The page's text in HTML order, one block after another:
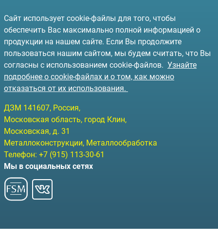
Сайт использует cookie-файлы для того, чтобы
обеспечить Вас максимально полной информацией о
продукции на нашем сайте. Если Вы продолжите
пользоваться нашим сайтом, мы будем считать, что Вы
согласны с использованием cookie-файлов. Узнайте
подробнее о cookie-файлах и о том, как можно
отказаться от их использования.
ДЗМ 141607, Россия,
Московская область, город Клин,
Московская, д. 31
Металлоконструкции, Металлообработка
Телефон: +7 (915) 113-30-61
Мы в социальных сетях